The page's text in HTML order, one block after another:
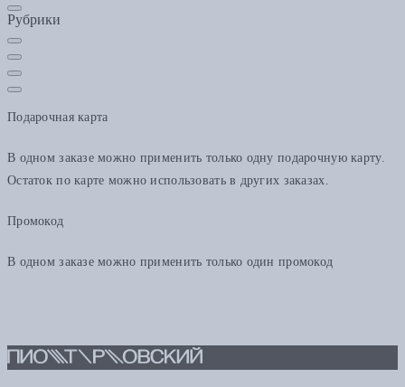
Рубрики
Подарочная карта
В одном заказе можно применить только одну подарочную карту.
Остаток по карте можно использовать в других заказах.
Промокод
В одном заказе можно применить только один промокод